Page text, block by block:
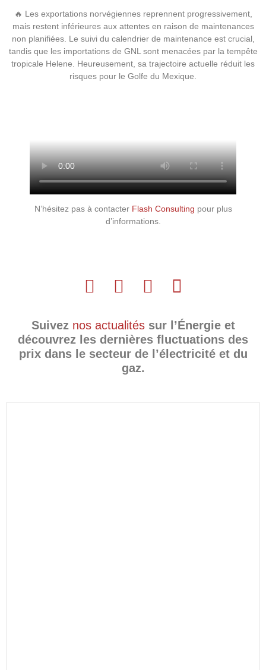
🔥 Les exportations norvégiennes reprennent progressivement,
mais restent inférieures aux attentes en raison de maintenances
non planifiées. Le suivi du calendrier de maintenance est crucial,
tandis que les importations de GNL sont menacées par la tempête
tropicale Helene. Heureusement, sa trajectoire actuelle réduit les
risques pour le Golfe du Mexique.
N’hésitez pas à contacter Flash Consulting pour plus
d’informations.
Suivez nos actualitéssur l’Énergie et
découvrez les dernières fluctuations des
prix dans le secteur de l’électricité et du
gaz.